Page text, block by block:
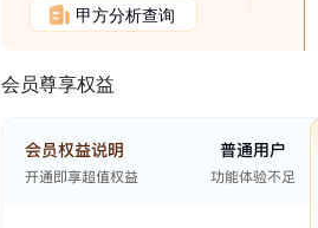
甲方分析查询
会员尊享权益